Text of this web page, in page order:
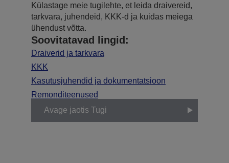
Külastage meie tugilehte, et leida draivereid,
tarkvara, juhendeid, KKK-d ja kuidas meiega
ühendust võtta.
Soovitatavad lingid:
Draiverid ja tarkvara
KKK
Kasutusjuhendid ja dokumentatsioon
Remonditeenused
Avage jaotis Tugi